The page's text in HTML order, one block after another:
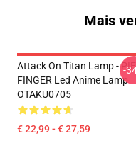
Mais
Attack On Titan Lamp -
FINGER Led Anime Lamp
OTAKU0705
€ 22,99 - € 27,59
-